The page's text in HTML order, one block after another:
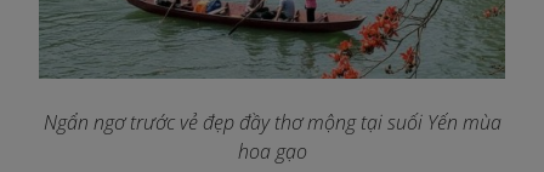
Ngẩn ngơ trước vẻ đẹp đầy thơ mộng tại suối Yến mùa
hoa gạo